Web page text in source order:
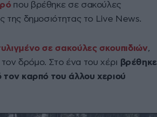
που βρέθηκε σε σακούλες
της δημοσιότητας το Live News.
σε σακούλες σκουπιδιών,
δρόμο. Στο ένα του χέρι βρέθηκε
καρπό του άλλου χεριού